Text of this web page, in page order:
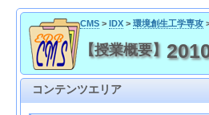
CMS> IDX> 環境創生工学専攻
【授業概要】
コンテンツエリア